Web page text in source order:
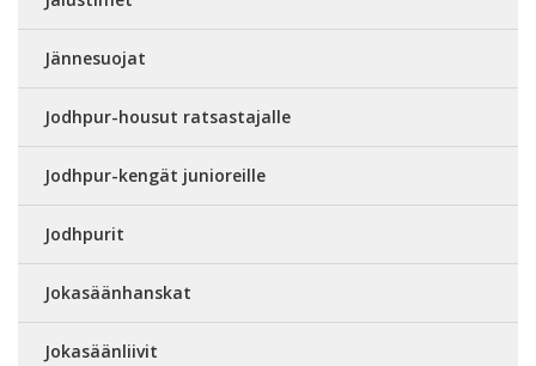
Jännesuojat
Jodhpur-housut ratsastajalle
Jodhpur-kengät junioreille
Jodhpurit
Jokasäänhanskat
Jokasäänliivit